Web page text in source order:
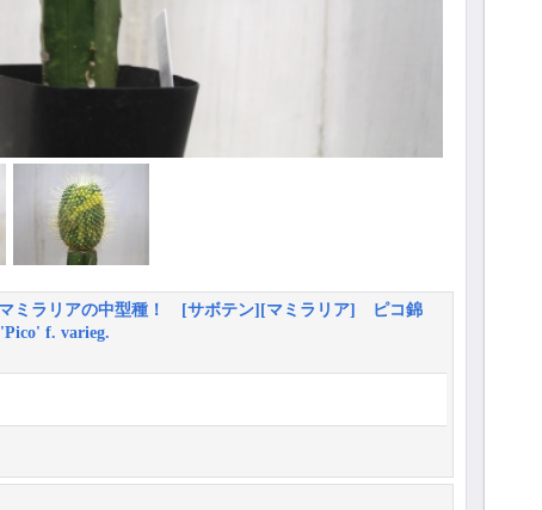
ミラリアの中型種！ [サボテン][マミラリア] ピコ錦
f. varieg.